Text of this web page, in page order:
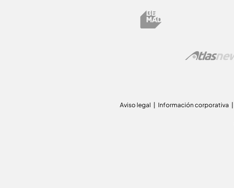
Aviso legal Información corporativa